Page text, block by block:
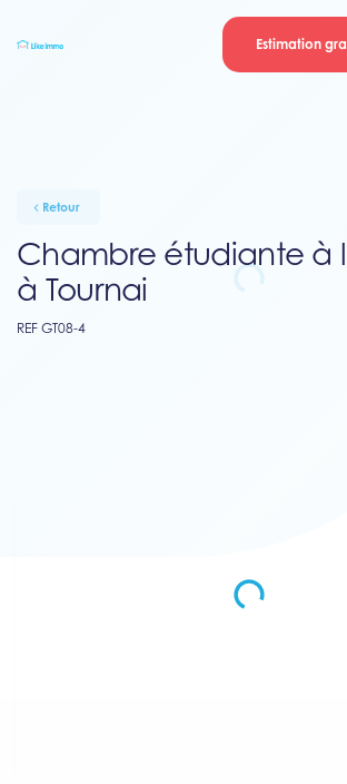
Estimation
Retour
Chambre étudiante à
à Tournai
REF GT08-4